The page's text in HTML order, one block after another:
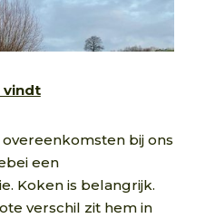
vindt
bij ons
een
Koken is belangrijk.
verschil zit hem in